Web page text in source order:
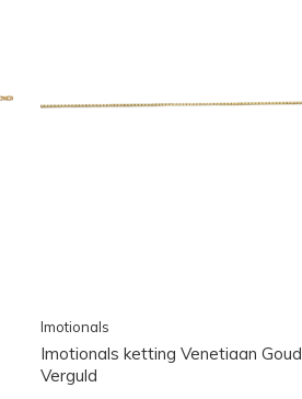
Imotionals
Imotionals ketting Venetiaan Goud
Verguld